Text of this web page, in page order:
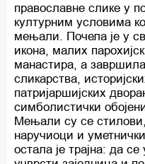
православне слике у
културним условима
мењали. Почела је у
икона, малих
манастира, а
сликарства,
патријаршијских
симболистички
Мењали су се
наручиоци и
остала је трајна: да